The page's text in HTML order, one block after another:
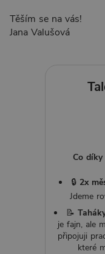
Těším se na vás!
Jana Valušová
Co
🔒 2x
Jdeme
📝
je fajn, ale
připojuji
které